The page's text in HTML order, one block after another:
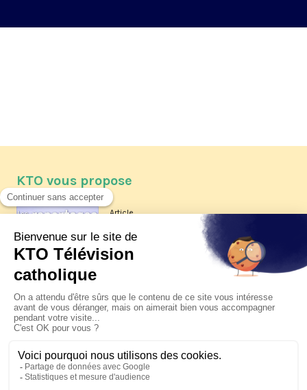
KTO vous propose
Article
Les reportages d'été 2026 de KTO
La visite pastorale du pape Léon
XIV à Assise à suivre sur KTO le
jeudi 6 août
Le pape en Uruguay, Argentine et
Pérou du 6 au 17 novembre 2026